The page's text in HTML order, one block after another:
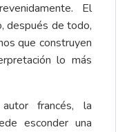
El
después de todo,
que construyen
lo más
francés, la
esconder una